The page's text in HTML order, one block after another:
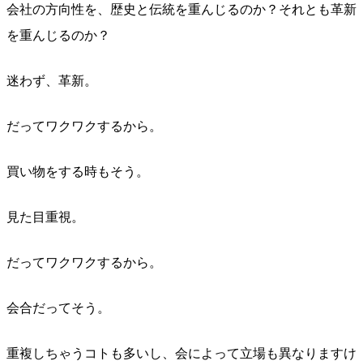
会社の方向性を、歴史と伝統を重んじるのか？それとも革新
を重んじるのか？
迷わず、革新。
だってワクワクするから。
買い物をする時もそう。
見た目重視。
だってワクワクするから。
会合だってそう。
重複しちゃうコトも多いし、会によって立場も異なりますけ